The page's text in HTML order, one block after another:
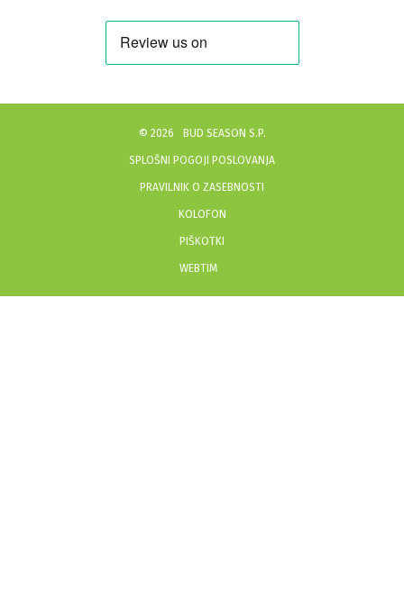
© 2026 BUD SEASON S.P.
SPLOŠNI POGOJI POSLOVANJA
PRAVILNIK O ZASEBNOSTI
KOLOFON
PIŠKOTKI
WEBTIM